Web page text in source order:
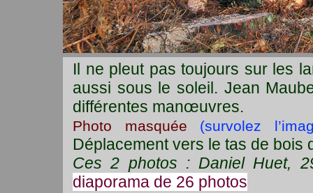
Il ne pleut pas toujours sur les
aussi sous le soleil. Jean
différentes manœuvres.
Photo masquée (survolez
Déplacement vers le tas de bois
Ces 2 photos : Daniel Huet,
diaporama de 26 photos